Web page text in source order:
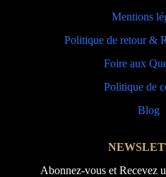
Mentions
Politique de retour &
Foire aux
Politique de
Blog
Abonnez-vous et Recevez